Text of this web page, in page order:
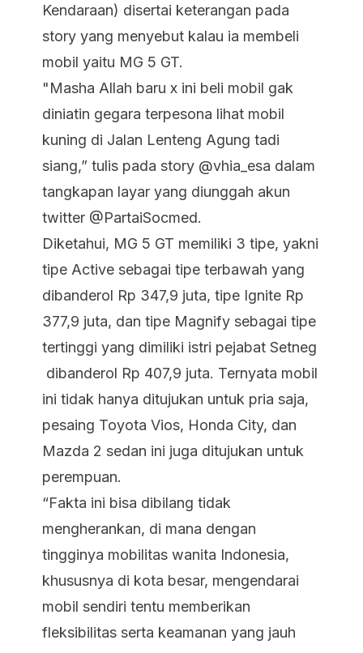
Kendaraan) disertai keterangan pada
story yang menyebut kalau ia membeli
mobil yaitu MG 5 GT.
"Masha Allah baru x ini beli mobil gak
diniatin gegara terpesona lihat mobil
kuning di Jalan Lenteng Agung tadi
siang,” tulis pada story @vhia_esa dalam
tangkapan layar yang diunggah akun
twitter @PartaiSocmed.
Diketahui, MG 5 GT memiliki 3 tipe, yakni
tipe Active sebagai tipe terbawah yang
dibanderol Rp 347,9 juta, tipe Ignite Rp
377,9 juta, dan tipe Magnify sebagai tipe
tertinggi yang dimiliki istri pejabat Setneg
dibanderol Rp 407,9 juta. Ternyata mobil
ini tidak hanya ditujukan untuk pria saja,
pesaing Toyota Vios, Honda City, dan
Mazda 2 sedan ini juga ditujukan untuk
perempuan.
“Fakta ini bisa dibilang tidak
mengherankan, di mana dengan
tingginya mobilitas wanita Indonesia,
khususnya di kota besar, mengendarai
mobil sendiri tentu memberikan
fleksibilitas serta keamanan yang jauh